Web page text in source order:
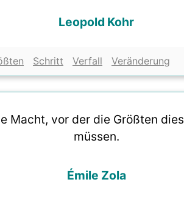
Leopold Kohr
Schritt Verfall Veränderung
Macht, vor der die Größten
müssen.
Émile Zola